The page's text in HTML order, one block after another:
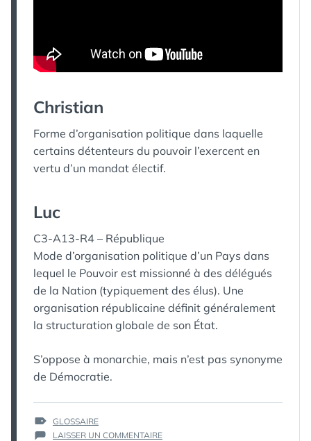
Christian
Forme d’organisation politique dans laquelle
certains détenteurs du pouvoir l’exercent en
vertu d’un mandat électif.
Luc
C3-A13-R4 – République
Mode d’organisation politique d’un Pays dans
lequel le Pouvoir est missionné à des délégués
de la Nation (typiquement des élus). Une
organisation républicaine définit généralement
la structuration globale de son État.
S’oppose à monarchie, mais n’est pas synonyme
de Démocratie.
ÉTIQUETTES :
GLOSSAIRE
LAISSER UN COMMENTAIRESUR